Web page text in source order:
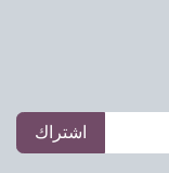
اشتراك